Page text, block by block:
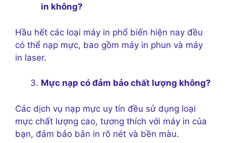
in không?
Hầu hết các loại máy in phổ biến hiện nay đều
có thể nạp mực, bao gồm máy in phun và máy
in laser.
Mực nạp có đảm bảo chất lượng không?
Các dịch vụ nạp mực uy tín đều sử dụng loại
mực chất lượng cao, tương thích với máy in của
bạn, đảm bảo bản in rõ nét và bền màu.